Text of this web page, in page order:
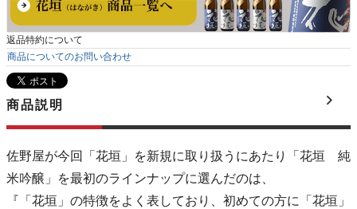
返品特約について
商品についてのお問い合わせ
商品説明
佐野屋が今回「花垣」を新規に取り扱うにあたり「花垣 純
米吟醸」を最初のラインナップに選んだのは、
『「花垣」の特徴をよく表しており、初めての方に「花垣」